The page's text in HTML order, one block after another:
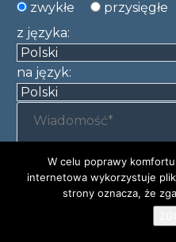
zwykłe
przysięgłe
z języka:
na język:
W celu poprawy
internetowa wykorzystuje
strony oznacza, że